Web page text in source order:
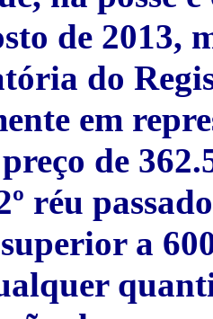
de 2013,
do
em
de
réu
a